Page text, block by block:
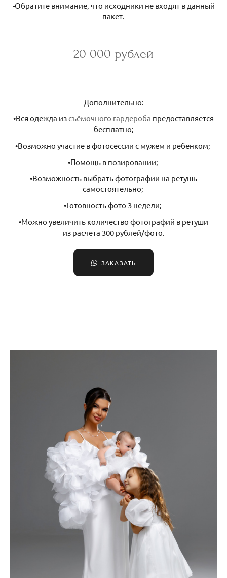
-Обратите внимание, что исходники не входят в данный
пакет.
20 000 рублей
Дополнительно:
•Вся одежда изсъёмочного гардероба предоставляется
бесплатно;
•Возможно участие в фотосессии с мужем и ребенком;
•Помощь в позировании;
•Возможность выбрать фотографии на ретушь
самостоятельно;
•Готовность фото 3 недели;
•Можно увеличить количество фотографий в ретуши
из расчета 300 рублей/фото.
ЗАКАЗАТЬ